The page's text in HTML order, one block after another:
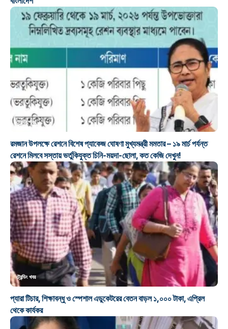
ট্রেন্ডিং খবর
রমজান উপলক্ষে রেশনে বিশেষ প্যাকেজ ঘোষণা মুখ্যমন্ত্রী মমতার – ১৯ মার্চ পর্যন্ত
রেশনে মিলবে সস্তায় ভর্তুকিযুক্ত চিনি-ময়দা-ছোলা, কত কেজি দেখুন!
ট্রেন্ডিং খবর
প্যারা টিচার, শিক্ষাবন্ধু ও স্পেশাল এডুকেটরের বেতন বাড়ল ১,০০০ টাকা, এপ্রিল
থেকে কার্যকর